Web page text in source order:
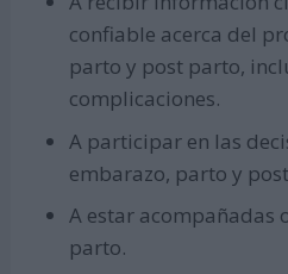
confiable acerca del
parto y post parto,
complicaciones.
A participar en las
embarazo, parto y
A estar acompañadas
parto.